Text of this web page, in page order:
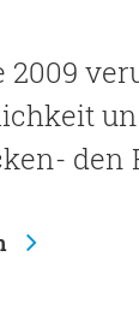
2009
den